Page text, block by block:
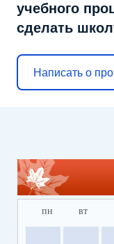
учебного
сделать
Написать о
пн вт